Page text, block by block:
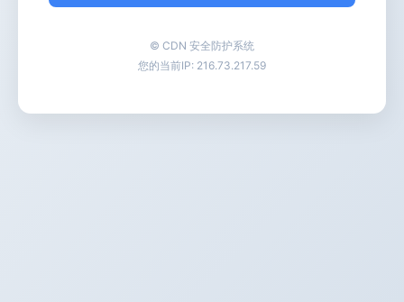
© CDN 安全防护系统
您的当前IP: 216.73.217.59